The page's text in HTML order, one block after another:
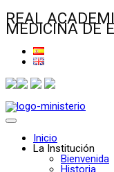
REAL
MEDICINA DE
Inicio
La Institución
Bienvenida
Historia